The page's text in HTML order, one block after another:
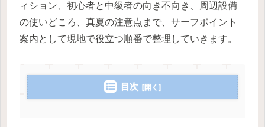
ィション、初心者と中級者の向き不向き、周辺設備
の使いどころ、真夏の注意点まで、サーフポイント
案内として現地で役立つ順番で整理していきます。
目次